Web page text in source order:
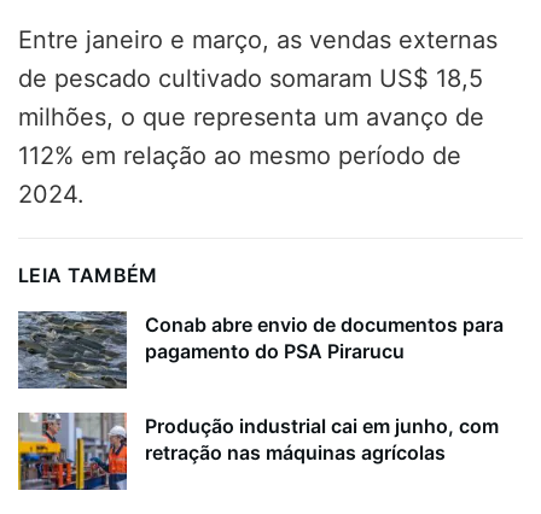
Entre janeiro e março, as vendas externas
de pescado cultivado somaram US$ 18,5
milhões, o que representa um avanço de
112% em relação ao mesmo período de
2024.
LEIA TAMBÉM
Conab abre envio de documentos para
pagamento do PSA Pirarucu
Produção industrial cai em junho, com
retração nas máquinas agrícolas